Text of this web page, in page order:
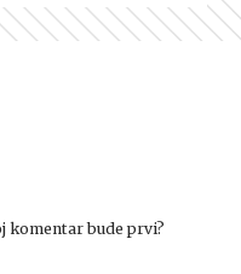
komentar bude prvi?